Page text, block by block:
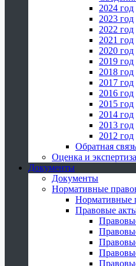
2024 год
2023 год
2022 год
2021 год
2020 год
2019 год
2018 год
2017 год
2016 год
2015 год
2014 год
2013 год
2012 год
Обратная
Оценка и
Документы
Документы
Нормативные
Нормативные
Правовые